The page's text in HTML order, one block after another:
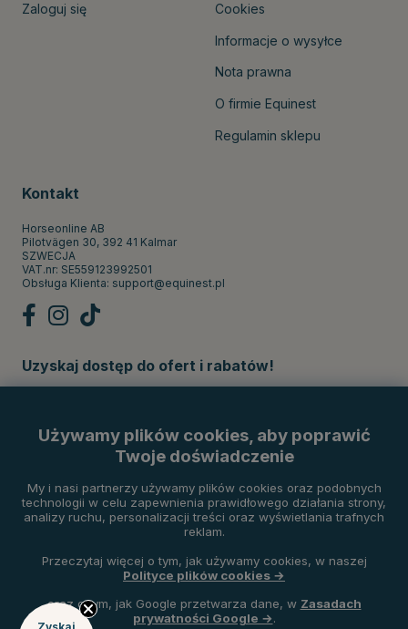
Zaloguj się Cookies
Informacje o wysyłce
Nota prawna
O firmie Equinest
Regulamin sklepu
Kontakt
Horseonline AB
Pilotvägen 30, 392 41 Kalmar
SZWECJA
VAT.nr: SE559123992501
Obsługa Klienta: support@equinest.pl
Uzyskaj dostęp do ofert i rabatów!
Używamy plików cookies, aby poprawić
Twoje doświadczenie
My i nasi partnerzy używamy plików cookies oraz podobnych
technologii w celu zapewnienia prawidłowego działania strony,
analizy ruchu, personalizacji treści oraz wyświetlania trafnych
reklam.
Przeczytaj więcej o tym, jak używamy cookies, w naszej
Polityce plików cookies →
oraz o tym, jak Google przetwarza dane, w Zasadach
prywatności Google →.